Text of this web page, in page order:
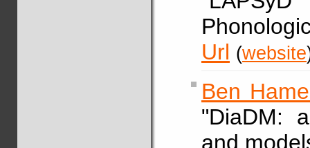
Url (website
Ben
"DiaDM:
and